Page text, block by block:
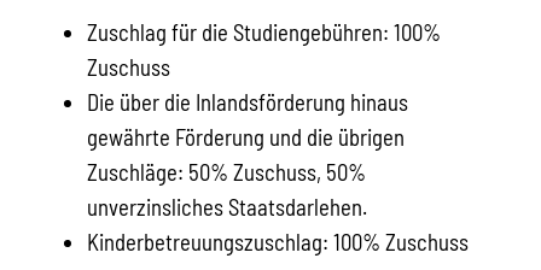
Zuschlag für die Studiengebühren: 100%
Zuschuss
Die über die Inlandsförderung hinaus
gewährte Förderung und die übrigen
Zuschläge: 50% Zuschuss, 50%
unverzinsliches Staatsdarlehen.
Kinderbetreuungszuschlag: 100% Zuschuss